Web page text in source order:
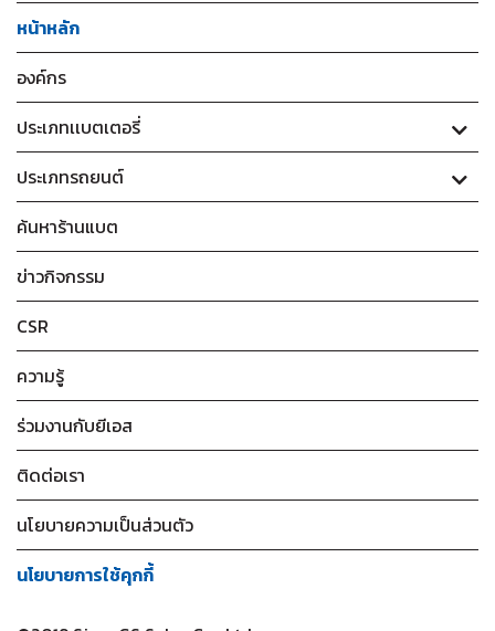
หน้าหลัก
องค์กร
ประเภทเเบตเตอรี่
ประเภทรถยนต์
ค้นหาร้านแบต
ข่าวกิจกรรม
CSR
ความรู้
ร่วมงานกับยีเอส
ติดต่อเรา
นโยบายความเป็นส่วนตัว
นโยบายการใช้คุกกี้